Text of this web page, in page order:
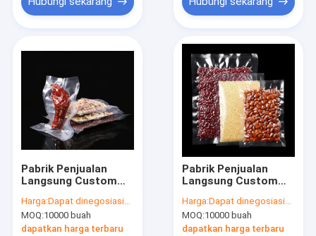
Pabrik Penjualan
Langsung Custom
kantong kemasan
makanan nilon,
Kantong makanan
Harga:Dapat dinegosiasikan
MOQ:10000 buah
dapatkan harga terbaru
Pabrik Penjualan
Langsung Custom
kantong kemasan
makanan nilon,
Kantong makanan
Harga:Dapat dinegosiasikan
MOQ:10000 buah
dapatkan harga terbaru